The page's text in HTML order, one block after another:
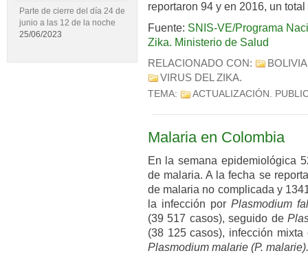
reportaron 94 y en 2016, un total
Fuente: SNIS-VE/Programa
Zika. Ministerio de Salud
RELACIONADO CON: BOLIVIA
VIRUS DEL ZIKA.
TEMA: ACTUALIZACIÓN .
Malaria en Colombia
En la semana epidemiológica
de malaria. A la fecha se
de malaria no complicada y
la infección porPlasmodium
(39 517 casos), seguido de
(38 125 casos), infección
Plasmodium malarie (P. malarie).
Parte de cierre del día 24 de
junio a las 12 de la noche
25/06/2023